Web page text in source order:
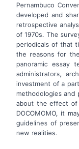
Pernambuco
developed and
retrospective
of 1970s. The
periodicals of that
the reasons for
panoramic essay
administrators,
investment of a
methodologies and
about the effect of
DOCOMOMO, it
guidelines of
new realities.